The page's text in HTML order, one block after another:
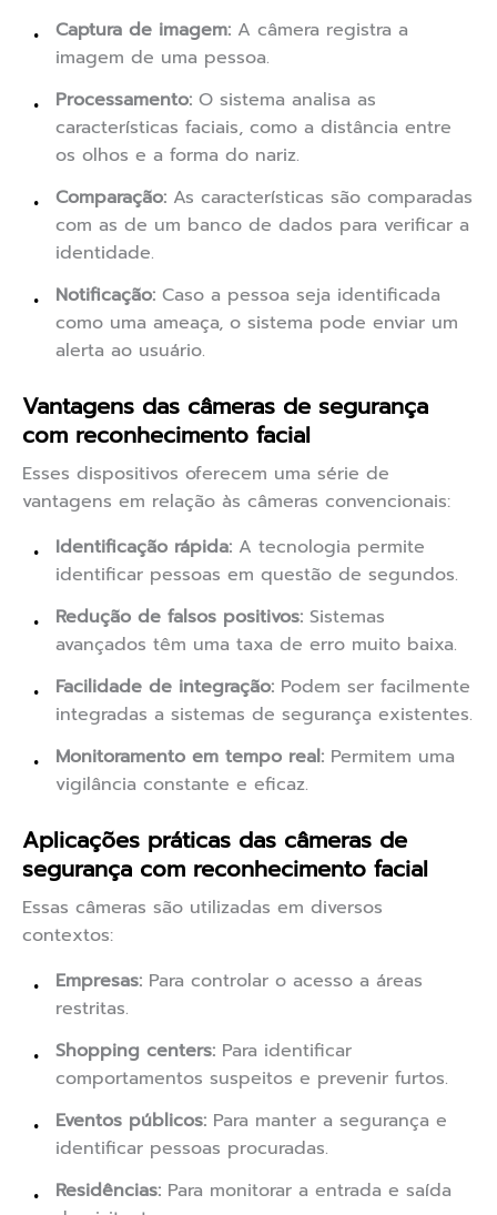
Captura de imagem: A câmera registra a
imagem de uma pessoa.
Processamento: O sistema analisa as
características faciais, como a distância entre
os olhos e a forma do nariz.
Comparação: As características são comparadas
com as de um banco de dados para verificar a
identidade.
Notificação: Caso a pessoa seja identificada
como uma ameaça, o sistema pode enviar um
alerta ao usuário.
Vantagens das câmeras de segurança
com reconhecimento facial
Esses dispositivos oferecem uma série de
vantagens em relação às câmeras convencionais:
Identificação rápida: A tecnologia permite
identificar pessoas em questão de segundos.
Redução de falsos positivos: Sistemas
avançados têm uma taxa de erro muito baixa.
Facilidade de integração: Podem ser facilmente
integradas a sistemas de segurança existentes.
Monitoramento em tempo real: Permitem uma
vigilância constante e eficaz.
Aplicações práticas das câmeras de
segurança com reconhecimento facial
Essas câmeras são utilizadas em diversos
contextos:
Empresas: Para controlar o acesso a áreas
restritas.
Shopping centers: Para identificar
comportamentos suspeitos e prevenir furtos.
Eventos públicos: Para manter a segurança e
identificar pessoas procuradas.
Residências: Para monitorar a entrada e saída